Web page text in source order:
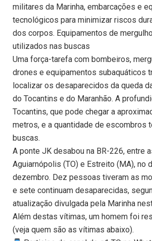
militares da Marinha, embarcações e
tecnológicos para minimizar riscos
dos corpos. Equipamentos de
utilizados nas buscas
Uma força-tarefa com bombeiros,
drones e equipamentos subaquáticos
localizar os desaparecidos da queda
do Tocantins e do Maranhão. A
Tocantins, que pode chegar a
metros, e a quantidade de escombros
buscas.
A ponte JK desabou na BR-226, entre
Aguiarnópolis (TO) e Estreito (MA), no
dezembro. Dez pessoas tiveram as
e sete continuam desaparecidas,
atualização divulgada pela Marinha
Além destas vítimas, um homem foi
(veja quem são as vítimas abaixo).